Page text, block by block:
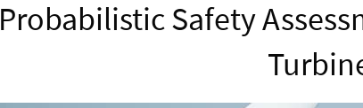
Probabilistic Safety